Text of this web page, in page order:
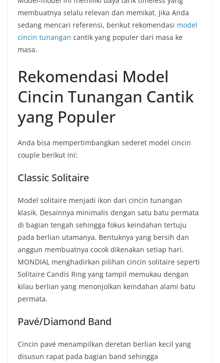
membuatnya selalu relevan dan memikat. Jika Anda
sedang mencari referensi, berikut rekomendasi model
cincin tunangan cantik yang populer dari masa ke
masa.
Rekomendasi Model
Cincin Tunangan Cantik
yang Populer
Anda bisa mempertimbangkan sederet model cincin
couple berikut ini:
Classic Solitaire
Model solitaire menjadi ikon dari cincin tunangan
klasik. Desainnya minimalis dengan satu batu permata
di bagian tengah sehingga fokus keindahan tertuju
pada berlian utamanya. Bentuknya yang bersih dan
anggun membuatnya cocok dikenakan setiap hari.
MONDIAL menghadirkan pilihan cincin solitaire seperti
Solitaire Candis Ring yang tampil memukau dengan
kilau berlian yang menonjolkan keindahan alami batu
permata.
Pavé/Diamond Band
Cincin pavé menampilkan deretan berlian kecil yang
disusun rapat pada bagian band sehingga